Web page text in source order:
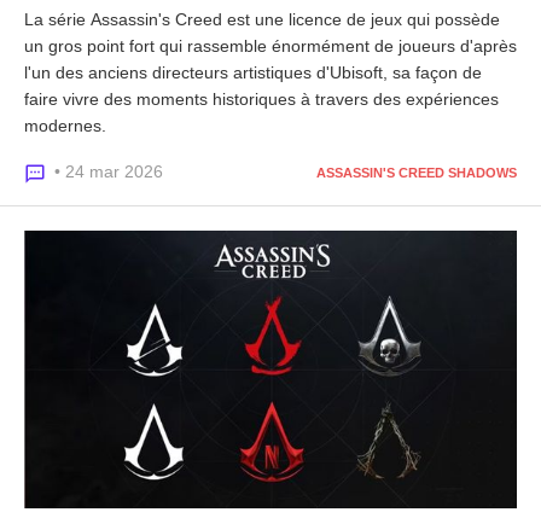
La série Assassin's Creed est une licence de jeux qui possède
un gros point fort qui rassemble énormément de joueurs d'après
l'un des anciens directeurs artistiques d'Ubisoft, sa façon de
faire vivre des moments historiques à travers des expériences
modernes.
• 24 mar 2026 ASSASSIN'S CREED SHADOWS